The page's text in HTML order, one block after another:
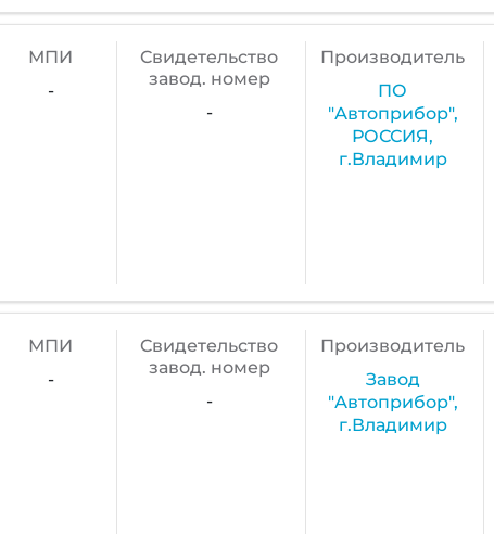
МПИ
-
Cвидетельство
завод. номер
-
Производитель
ПО
"Автоприбор",
РОССИЯ,
г.Владимир
МПИ
-
Cвидетельство
завод. номер
-
Производитель
Завод
"Автоприбор",
г.Владимир